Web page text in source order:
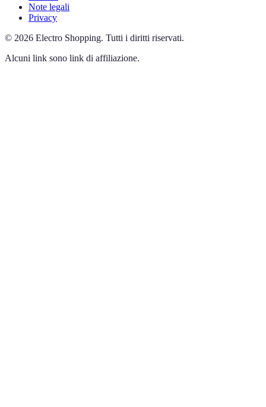
Note legali
Privacy
© 2026 Electro Shopping. Tutti i diritti riservati.
Alcuni link sono link di affiliazione.